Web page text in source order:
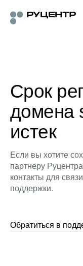
Срок
домена
истек
Если вы хотите
партнеру
контакты для
поддержки.
Обратиться в